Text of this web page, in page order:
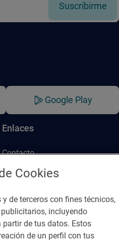
Suscribirme
Google Play
Enlaces
Contacto
Sala de prensa
Cookies
de terceros con fines técnicos,
incluyendo
de tus datos. Estos
de un perfil con tus